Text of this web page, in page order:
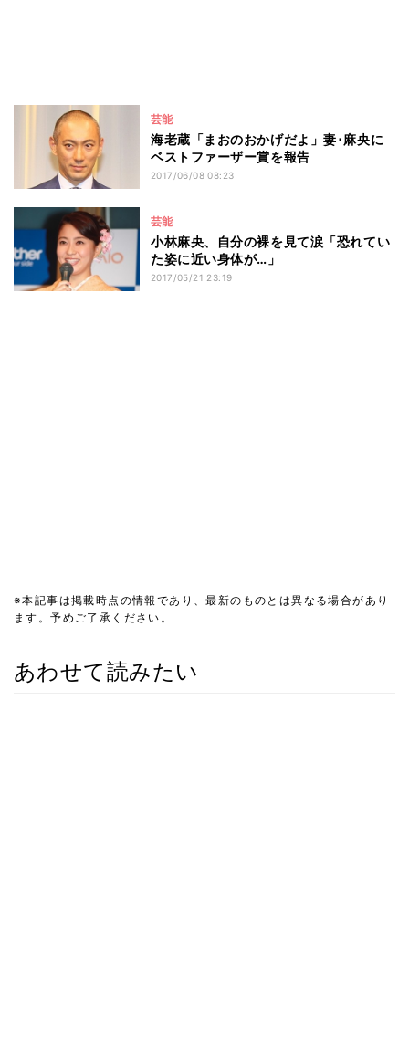
芸能
海老蔵「まおのおかげだよ」妻･麻央に
ベストファーザー賞を報告
2017/06/08 08:23
芸能
小林麻央、自分の裸を見て涙「恐れてい
た姿に近い身体が…」
2017/05/21 23:19
※本記事は掲載時点の情報であり、最新のものとは異なる場合があり
ます。予めご了承ください。
あわせて読みたい